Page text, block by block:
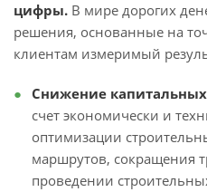
цифры. В мире дорогих
решения, основанные на
клиентам измеримый
Снижение капитальных
счет экономически и
оптимизации
маршрутов, сокращения
проведении